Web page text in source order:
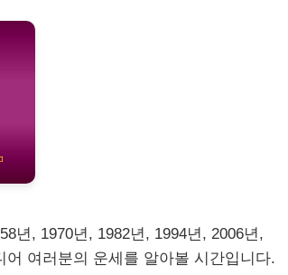
년, 1970년, 1982년, 1994년, 2006년,
여러분의 운세를 알아볼 시간입니다.